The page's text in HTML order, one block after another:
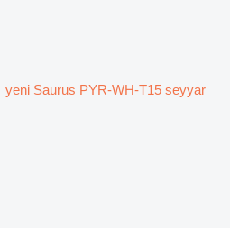
yeni Saurus PYR-WH-T15 seyyar